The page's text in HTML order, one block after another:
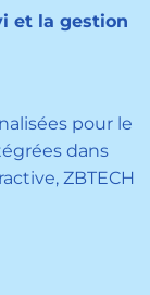
et la gestion
pour le
dans
ZBTECH